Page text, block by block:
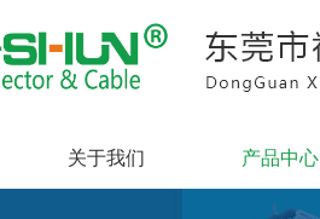
关于我们 产品中心